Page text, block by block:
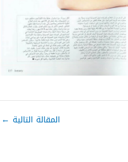
المقالة التالية ←